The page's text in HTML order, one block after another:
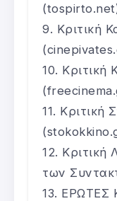
Κριτική
Κριτική
Κριτική
Κριτική
των
ΕΡΩΤΕΣ